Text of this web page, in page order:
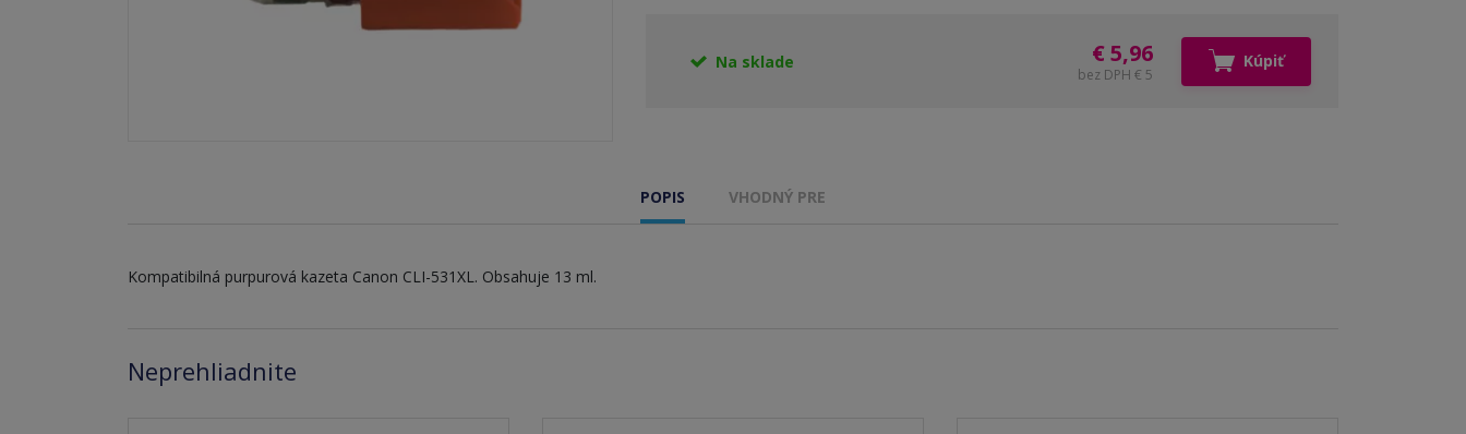
Na sklade € 5,96
bez DPH € 5
Kúpiť
POPIS VHODNÝ PRE
Kompatibilná purpurová kazeta Canon CLI-531XL. Obsahuje 13 ml.
Neprehliadnite